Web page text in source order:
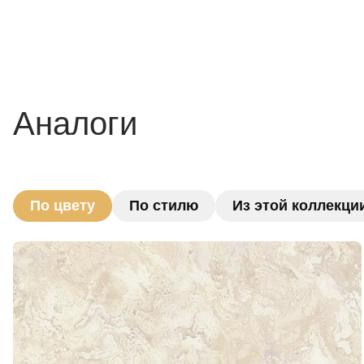
Аналоги
По цвету По стилю Из этой